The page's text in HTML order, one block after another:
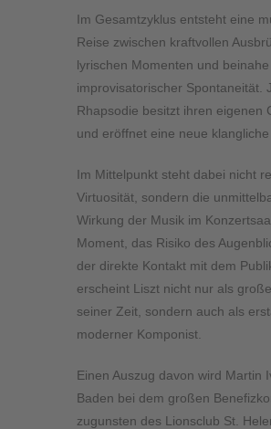
Im Gesamtzyklus entsteht eine
Reise zwischen kraftvollen
lyrischen Momenten und beinahe
improvisatorischer Spontaneität.
Rhapsodie besitzt ihren eigenen
und eröffnet eine neue klangliche
Im Mittelpunkt steht dabei nicht
Virtuosität, sondern die
Wirkung der Musik im
Moment, das Risiko des
der direkte Kontakt mit dem
erscheint Liszt nicht nur als
seiner Zeit, sondern auch als
moderner Komponist.
Einen Auszug davon wird Martin
Baden bei dem großen
zugunsten des Lionsclub St.